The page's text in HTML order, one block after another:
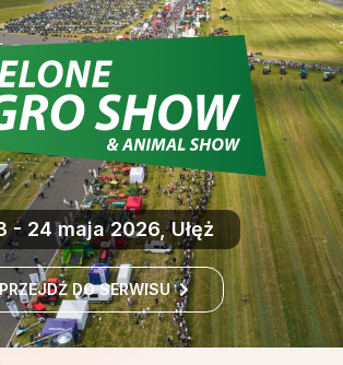
- 24 maja 2026, Ułęż
PRZEJDŹ DO SERWISU